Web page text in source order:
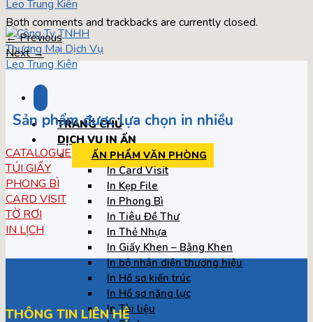
TRANG CHỦ
DỊCH VỤ IN ẤN
ẤN PHẨM VĂN PHÒNG
In Card Visit
In Kẹp File
In Phong Bì
In Tiêu Đề Thư
In Thẻ Nhựa
In Giấy Khen – Bằng Khen
In bộ nhận diện thương hiệu
In Hồ sơ kiến trúc
In Hồ sơ năng lực
In Tài liệu
Both comments and trackbacks are currently closed.
←Previous
Next→
Sản phẩm được lựa chọn in nhiều
CATALOGUE
TÚI GIẤY
PHONG BÌ
CARD VISIT
TỜ RƠI
IN LỊCH
THÔNG TIN LIÊN HỆ